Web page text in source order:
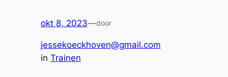
okt 8, 2023—door
jessekoeckhoven@gmail.com
in Trainen